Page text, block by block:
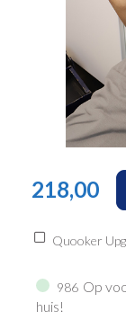
218,00
Quooker
986 Op
huis!